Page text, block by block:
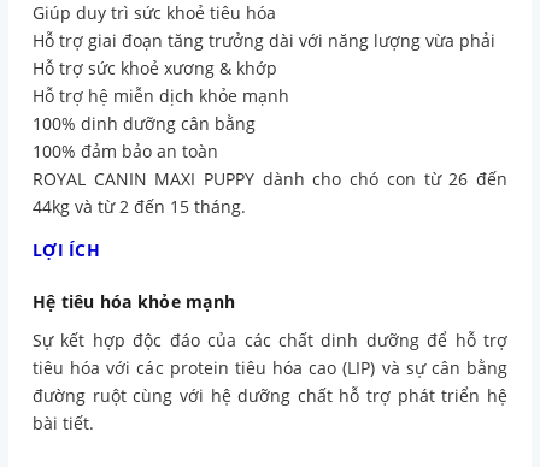
Giúp duy trì sức khoẻ tiêu hóa
Hỗ trợ giai đoạn tăng trưởng dài với năng lượng vừa phải
Hỗ trợ sức khoẻ xương & khớp
Hỗ trợ hệ miễn dịch khỏe mạnh
100% dinh dưỡng cân bằng
100% đảm bảo an toàn
ROYAL CANIN MAXI PUPPY dành cho chó con từ 26 đến
44kg và từ 2 đến 15 tháng.
LỢI ÍCH
Hệ tiêu hóa khỏe mạnh
Sự kết hợp độc đáo của các chất dinh dưỡng để hỗ trợ
tiêu hóa với các protein tiêu hóa cao (LIP) và sự cân bằng
đường ruột cùng với hệ dưỡng chất hỗ trợ phát triển hệ
bài tiết.